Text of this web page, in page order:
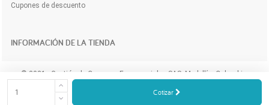
Cotizar
INFORMACIÓN DE LA TIENDA
Cupones de descuento
© 2021 - Gestión de Compras Empresariales SAS. Medellín, Colombia.
Compra y cotiza los productos e insumos para tu empresa a domicilio y